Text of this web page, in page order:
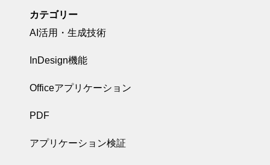
カテゴリー
AI活用・生成技術
InDesign機能
Officeアプリケーション
PDF
アプリケーション検証